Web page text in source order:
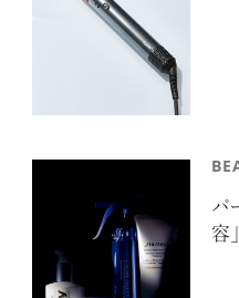
パ
容」